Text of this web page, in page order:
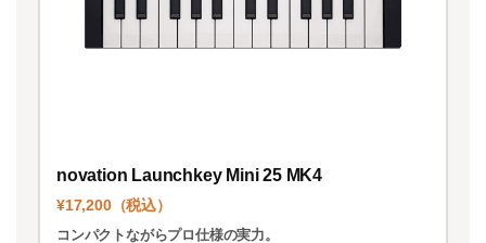
novation Launchkey Mini 25 MK4
¥17,200（税込）
コンパクトながらプロ仕様の実力。